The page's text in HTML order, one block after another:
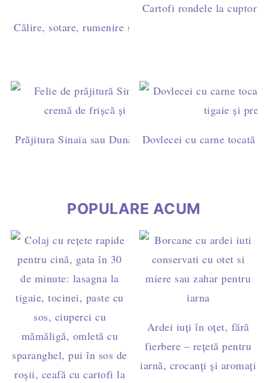
Călire, sotare, rumenire sau prăjire? Diferențe și
Cartofi rondele la cuptor
Prăjitura Sinaia sau Dunăreana cu pandișpan
Dovlecei cu carne tocată
POPULARE ACUM
Ardei iuți în oțet, fără
fierbere – rețetă pentru
iarnă, crocanți și aromați